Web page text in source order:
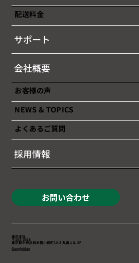
配送料金
サポート
会社概要
お客様の声
NEWS & TOPICS
よくあるご質問
採用情報
お問い合わせ
東京本社
〒103-0016
東京都中央区日本橋小網町10-2 丸国ビル 5F
GoogleMap